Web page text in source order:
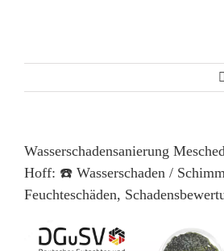
Wasserschadensanierung
Hoff: ☎️ Wasserschaden /
Feuchteschäden,